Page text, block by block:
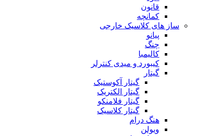
قانون
کمانچه
ساز های کلاسیک خارجی
پیانو
چنگ
کالیمبا
کیبورد و میدی کنترلر
گیتار
گیتار آکوستیک
گیتار الکتریک
گیتار فلامنکو
گیتار کلاسیک
هنگ درام
ویولن